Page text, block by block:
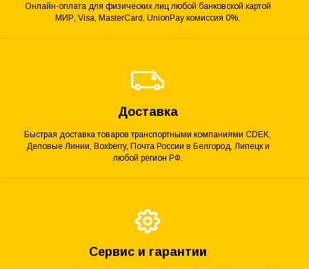
Онлайн-оплата для физических лиц любой банковской картой
МИР, Visa, MasterCard, UnionPay комиссия 0%.
Доставка
Быстрая доставка товаров транспортными компаниями CDEK,
Деловые Линии, Boxberry, Почта России в Белгород, Липецк и
любой регион РФ.
Сервис и гарантии